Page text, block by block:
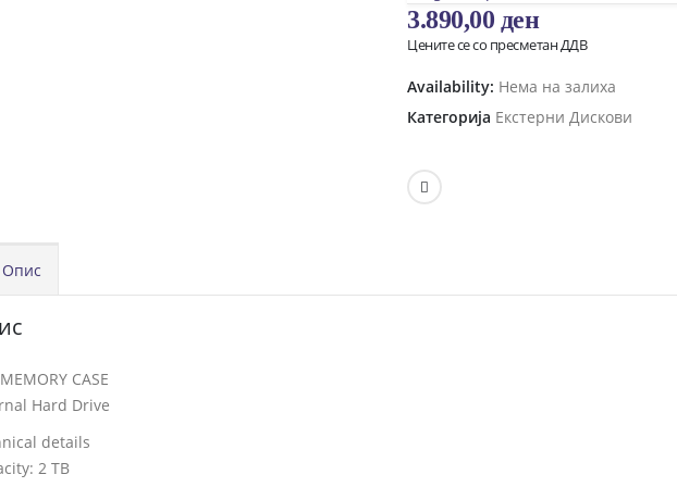
3.890,00 ден
Цените се со пресметан ДДВ
Availability: Нема на залиха
Категорија Екстерни Дискови
Опис
CASE
Hard Drive
details
2 TB